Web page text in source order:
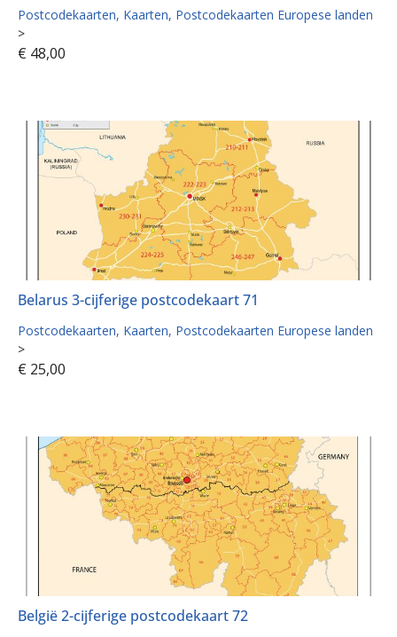
Postcodekaarten Kaarten Postcodekaarten Europese landen
>
€ 48,00
Belarus 3-cijferige postcodekaart 71
Postcodekaarten Kaarten Postcodekaarten Europese landen
>
€ 25,00
België 2-cijferige postcodekaart 72